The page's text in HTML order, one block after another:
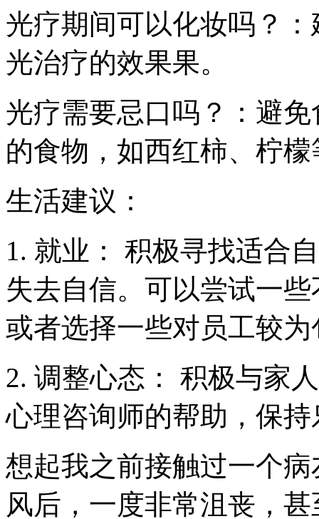
光疗期间可以化妆吗？
光治疗的效果果。
光疗需要忌口吗？：避
的食物，如西红柿、柠檬
生活建议：
1. 就业： 积极寻找适合
失去自信。可以尝试一
或者选择一些对员工较
2. 调整心态： 积极与家
心理咨询师的帮助，保
想起我之前接触过一个
风后，一度非常沮丧，